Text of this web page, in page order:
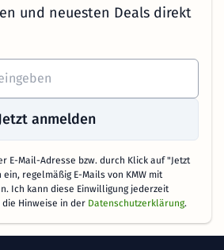
und neuesten Deals direkt
anmelden
E-Mail-Adresse bzw. durch Klick auf "Jetzt
regelmäßig E-Mails von KMW mit
Ich kann diese Einwilligung jederzeit
Hinweise in der Datenschutzerklärung.